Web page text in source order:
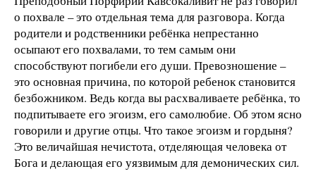
о похвале – это отдельная тема для разговора. Когда
родители и родственники ребёнка непрестанно
осыпают его похвалами, то тем самым они
способствуют погибели его души. Превозношение –
это основная причина, по которой ребенок становится
безбожником. Ведь когда вы расхваливаете ребёнка, то
подпитываете его эгоизм, его самолюбие. Об этом ясно
говорили и другие отцы. Что такое эгоизм и гордыня?
Это величайшая нечистота, отделяющая человека от
Бога и делающая его уязвимым для демонических сил.